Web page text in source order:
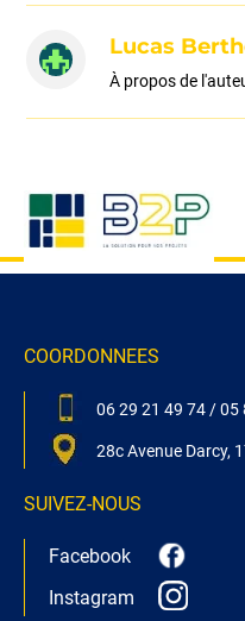
Lucas
À propos de
COORDONNEES
06 29 21 49 74 /05
28c Avenue Darcy,
SUIVEZ-NOUS
Facebook
Instagram